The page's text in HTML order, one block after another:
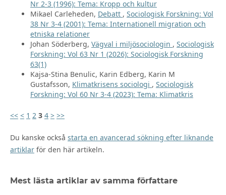
Nr 2-3 (1996): Tema: Kropp och kultur
Mikael Carleheden, Debatt , Sociologisk Forskning: Vol
38 Nr 3-4 (2001): Tema: Internationell migration och
etniska relationer
Johan Söderberg, Vägval i miljösociologin , Sociologisk
Forskning: Vol 63 Nr 1 (2026): Sociologisk Forskning
63(1)
Kajsa-Stina Benulic, Karin Edberg, Karin M
Gustafsson, Klimatkrisens sociologi , Sociologisk
Forskning: Vol 60 Nr 3-4 (2023): Tema: Klimatkris
<< < 1 2 3 4 > >>
Du kanske också starta en avancerad sökning efter liknande
artiklarför den här artikeln.
Mest lästa artiklar av samma författare